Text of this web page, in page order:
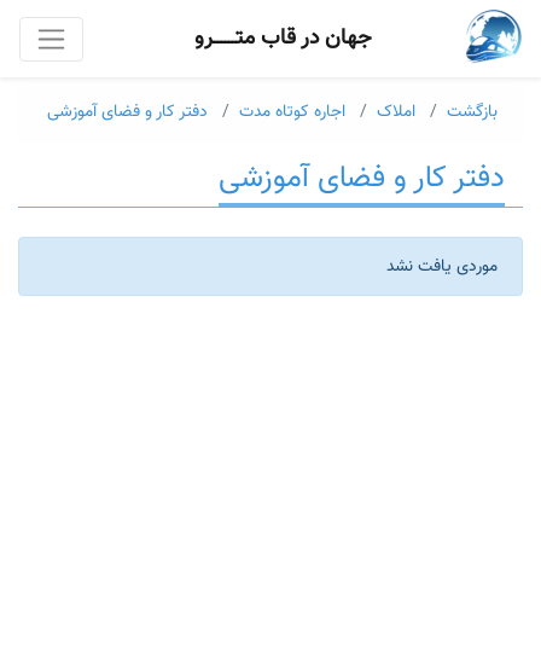
جهان در قاب متــــــرو
بازگشت املاک اجاره کوتاه مدت دفتر کار و فضای آموزشی
دفتر کار و فضای آموزشی
موردی یافت نشد